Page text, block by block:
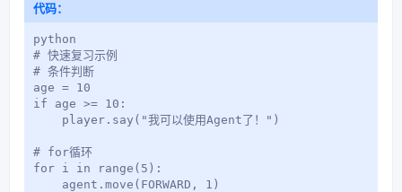
代码：
python
# 快速复习示例
# 条件判断
age = 10
if age >= 10:
    player.say("我可以使用Agent了！")
# for循环
for i in range(5):
    agent.move(FORWARD, 1)